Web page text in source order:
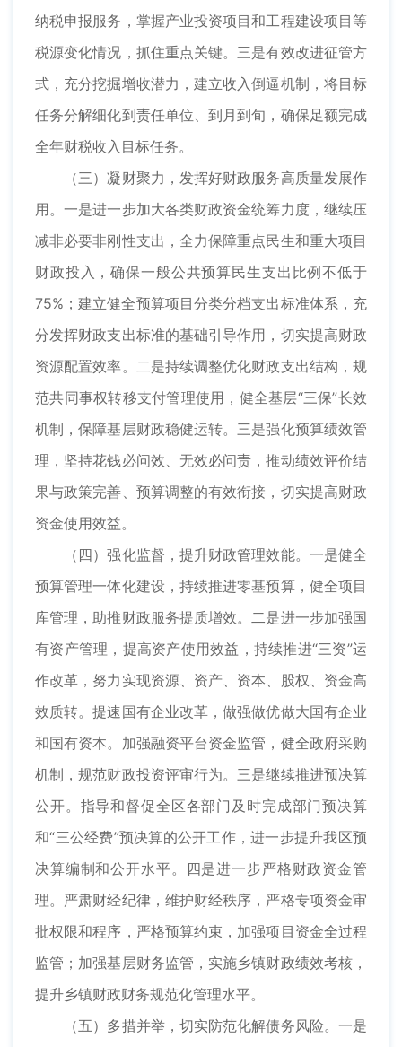
纳税申报服务，掌握产业投资项目和工程建设项目等
税源变化情况，抓住重点关键。三是有效改进征管方
式，充分挖掘增收潜力，建立收入倒逼机制，将目标
任务分解细化到责任单位、到月到旬，确保足额完成
全年财税收入目标任务。
（三）凝财聚力，发挥好财政服务高质量发展作
用。一是进一步加大各类财政资金统筹力度，继续压
减非必要非刚性支出，全力保障重点民生和重大项目
财政投入，确保一般公共预算民生支出比例不低于
75%；建立健全预算项目分类分档支出标准体系，充
分发挥财政支出标准的基础引导作用，切实提高财政
资源配置效率。二是持续调整优化财政支出结构，规
范共同事权转移支付管理使用，健全基层“三保”长效
机制，保障基层财政稳健运转。三是强化预算绩效管
理，坚持花钱必问效、无效必问责，推动绩效评价结
果与政策完善、预算调整的有效衔接，切实提高财政
资金使用效益。
（四）强化监督，提升财政管理效能。一是健全
预算管理一体化建设，持续推进零基预算，健全项目
库管理，助推财政服务提质增效。二是进一步加强国
有资产管理，提高资产使用效益，持续推进“三资”运
作改革，努力实现资源、资产、资本、股权、资金高
效质转。提速国有企业改革，做强做优做大国有企业
和国有资本。加强融资平台资金监管，健全政府采购
机制，规范财政投资评审行为。三是继续推进预决算
公开。指导和督促全区各部门及时完成部门预决算
和“三公经费”预决算的公开工作，进一步提升我区预
决算编制和公开水平。四是进一步严格财政资金管
理。严肃财经纪律，维护财经秩序，严格专项资金审
批权限和程序，严格预算约束，加强项目资金全过程
监管；加强基层财务监管，实施乡镇财政绩效考核，
提升乡镇财政财务规范化管理水平。
（五）多措并举，切实防范化解债务风险。一是